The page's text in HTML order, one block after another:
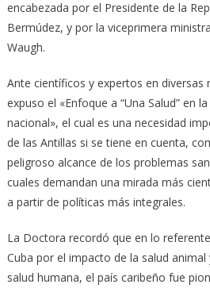
encabezada por el Presidente de la
Bermúdez, y por la viceprimera
Waugh.
Ante científicos y expertos en diversas
expuso el «Enfoque a “Una Salud” en
nacional», el cual es una necesidad
de las Antillas si se tiene en cuenta,
peligroso alcance de los problemas
cuales demandan una mirada más
a partir de políticas más integrales.
La Doctora recordó que en lo
Cuba por el impacto de la salud
salud humana, el país caribeño fue